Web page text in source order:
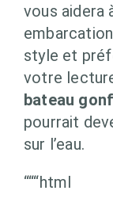
vous aidera
style et
votre
bateau
pourrait
sur l’eau.
“““html